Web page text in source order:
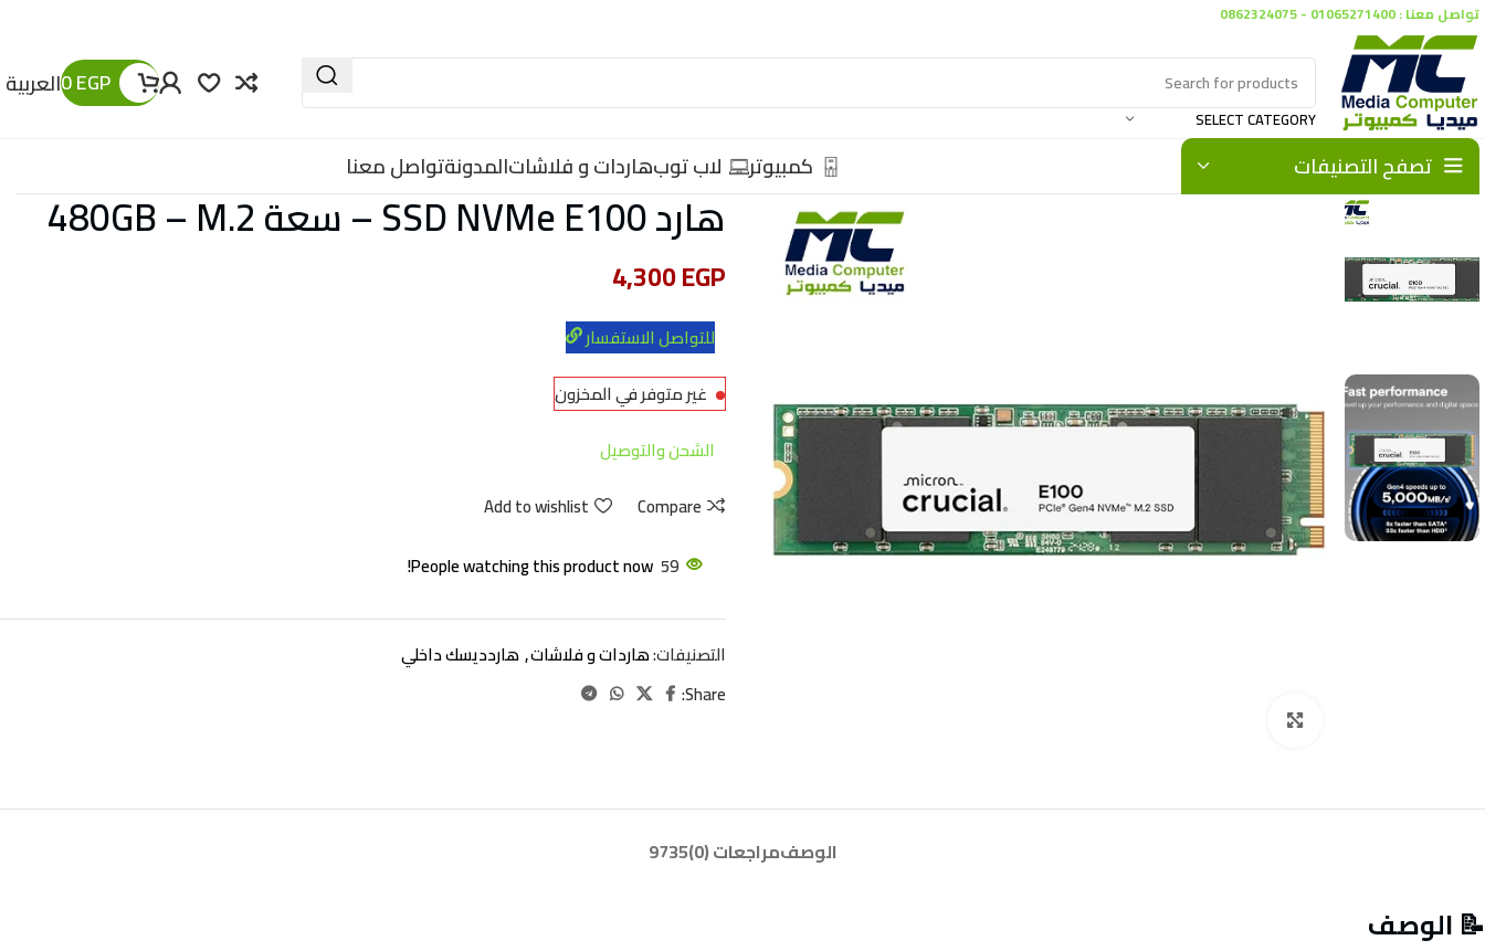
تواصل معنا : 01065271400 - 0862324075
SELECT CATEGORY
0EGP العربية
تصفح التصنيفات كمبيوتر لاب توبهاردات و فلاشاتالمدونةتواصل معنا
هارد SSD NVMe E100 – سعة 480GB – M.2
4,300EGP
للتواصل الاستفسار
غير متوفر في المخزون
الشحن والتوصيل
Compare
Add to wishlist
59
People watching this product now!
التصنيفات:هاردات و فلاشات,هاردديسك داخلي
Share:
الوصفمراجعات (0) 9735
📝 الوصف